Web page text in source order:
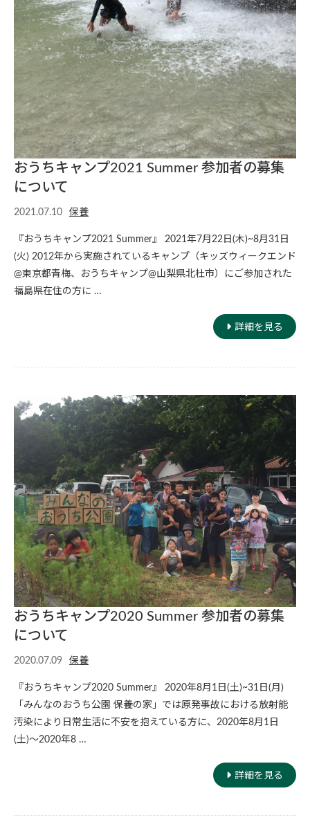
おうちキャンプ2021 Summer 参加者の募集
について
2021.07.10 保養
『おうちキャンプ2021 Summer』 2021年7月22日(木)~8月31日
(火) 2012年から実施されているキャンプ（キッズウィークエンド
@東京都青梅、おうちキャンプ@山梨県北杜市）にご参加された
福島県在住の方に …
詳細を見る
おうちキャンプ2020 Summer 参加者の募集
について
2020.07.09 保養
『おうちキャンプ2020 Summer』 2020年8月1日(土)~31日(月)
「みんなのおうち公園 保養の家」では原発事故における放射能
汚染により日常生活に不安を抱えている方に、2020年8月1日
(土)〜2020年8 …
詳細を見る